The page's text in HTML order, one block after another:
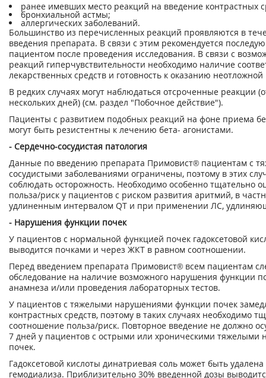
ранее имевших место реакций на введение контрастных
бронхиальной астмы;
аллергических заболеваний.
Большинство из перечисленных реакций проявляются в
введения препарата. В связи с этим рекомендуется
пациентом после проведения исследования. В связи с
реакций гиперчувствительности необходимо наличие
лекарственных средств и готовность к оказанию
В редких случаях могут наблюдаться отсроченные реакции
нескольких дней) (см. раздел "Побочное действие").
Пациенты с развитием подобных реакций на фоне приема
могут быть резистентны к лечению бета- агонистами.
- Сердечно-сосудистая патология
Данные по введению препарата Примовист® пациентам с
сосудистыми заболеваниями ограничены, поэтому в этих
соблюдать осторожность. Необходимо особенно тщательно
польза/риск у пациентов с риском развития аритмий, в
удлиненным интервалом QT и при применении ЛС,
- Нарушения функции почек
У пациентов с нормальной функцией почек гадоксетовой
выводится почками и через ЖКТ в равном соотношении.
Перед введением препарата Примовист® всем пациентам
обследование на наличие возможного нарушения функции
анамнеза и/или проведения лабораторных тестов.
У пациентов с тяжелыми нарушениями функции почек
контрастных средств, поэтому в таких случаях необходимо
соотношение польза/риск. Повторное введение не должно
7 дней у пациентов с острыми или хроническими тяжелыми
почек.
Гадоксетовой кислоты динатриевая соль может быть
гемодиализа. Приблизительно 30% введенной дозы